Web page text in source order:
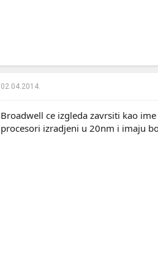
+
02.04.2014.
Broadwell ce izgleda zavrsiti kao
procesori izradjeni u 20nm i imaju